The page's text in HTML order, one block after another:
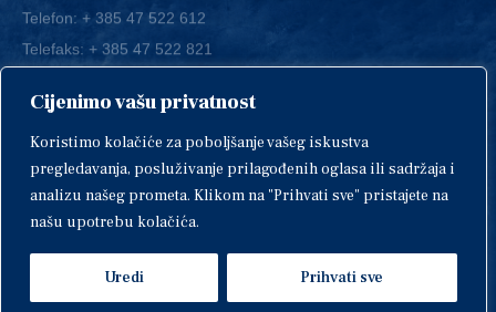
Cijenimo vašu privatnost
Koristimo kolačiće za poboljšanje vašeg iskustva
pregledavanja, posluživanje prilagođenih oglasa ili sadržaja i
analizu našeg prometa. Klikom na "Prihvati sve" pristajete na
našu upotrebu kolačića.
Uredi Prihvati sve
Telefaks:+ 385 47 522 821
E-mail:grad-ogulin@ogulin.hr
IBAN: HR1424020061829700009